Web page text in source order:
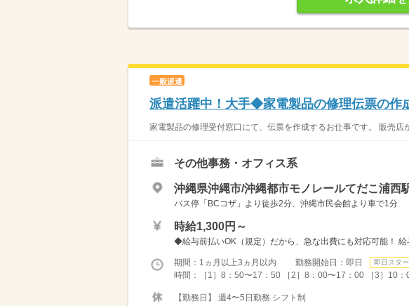
一般派遣
派遣活躍中！大手◆家電製品の修理伝票の作
家電製品の修理受付窓口にて、伝票を作成するお仕事です。 販売
その他事務・オフィス系
沖縄県沖縄市/沖縄都市モノレールてだこ浦西
バス停「BCコザ」より徒歩2分、沖縄市民会館より車で1分
時給1,300円～
◆給与前払いOK（規定）だから、急な出費にも対応可能！
期間：1ヵ月以上3ヵ月以内 勤務開始日：即日 即日スター
時間：［1］8：50〜17：50 ［2］8：00〜17：00 ［3］10
【勤務日】 週4〜5日勤務 シフト制